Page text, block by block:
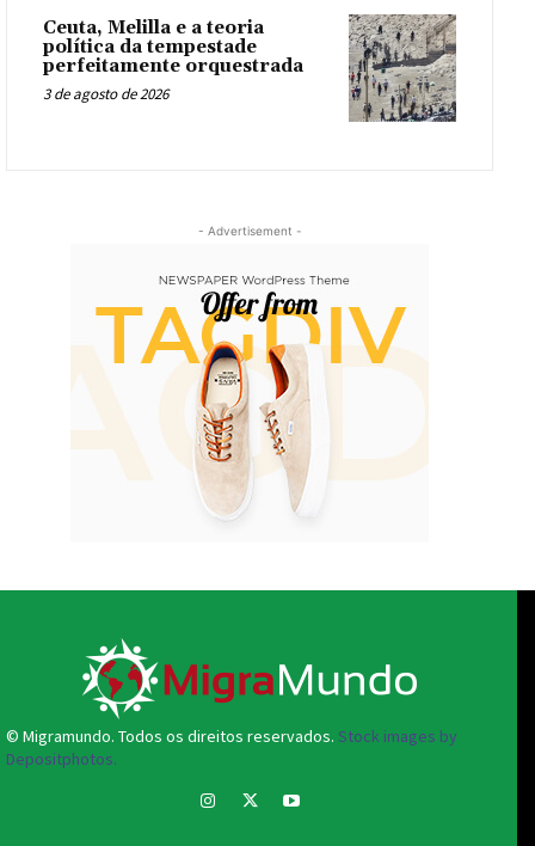
Ceuta, Melilla e a teoria
política da tempestade
perfeitamente orquestrada
3 de agosto de 2026
- Advertisement -
© Migramundo. Todos os direitos reservados. Stock images by
Depositphotos.